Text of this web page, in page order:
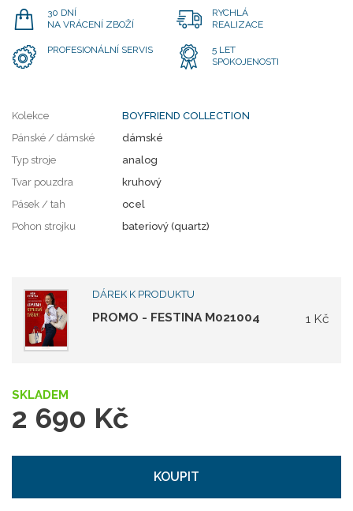
30 DNÍ
NA VRÁCENÍ ZBOŽÍ
RYCHLÁ
REALIZACE
PROFESIONÁLNÍ SERVIS
5 LET
SPOKOJENOSTI
Kolekce
BOYFRIEND COLLECTION
Pánské / dámské
dámské
Typ stroje
analog
Tvar pouzdra
kruhový
Pásek / tah
ocel
Pohon strojku
bateriový (quartz)
DÁREK K PRODUKTU
1 Kč
PROMO - FESTINA M021004
SKLADEM
2 690 Kč
KOUPIT